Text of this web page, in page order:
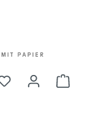
Du hast 0